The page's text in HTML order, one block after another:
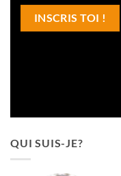
QUI SUIS-JE?